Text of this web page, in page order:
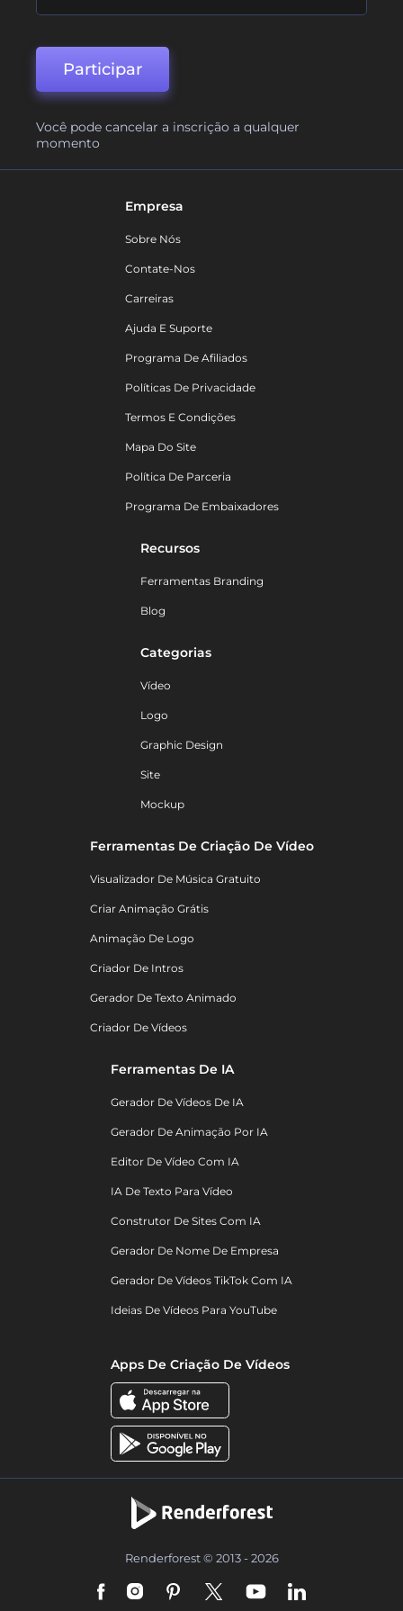
Participar
Você pode cancelar a inscrição a qualquer
momento
Empresa
Sobre Nós
Contate-Nos
Carreiras
Ajuda E Suporte
Programa De Afiliados
Políticas De Privacidade
Termos E Condições
Mapa Do Site
Política De Parceria
Programa De Embaixadores
Recursos
Ferramentas Branding
Blog
Categorias
Vídeo
Logo
Graphic Design
Site
Mockup
Ferramentas De Criação De Vídeo
Visualizador De Música Gratuito
Criar Animação Grátis
Animação De Logo
Criador De Intros
Gerador De Texto Animado
Criador De Vídeos
Ferramentas De IA
Gerador De Vídeos De IA
Gerador De Animação Por IA
Editor De Vídeo Com IA
IA De Texto Para Vídeo
Construtor De Sites Com IA
Gerador De Nome De Empresa
Gerador De Vídeos TikTok Com IA
Ideias De Vídeos Para YouTube
Apps De Criação De Vídeos
Renderforest © 2013 - 2026